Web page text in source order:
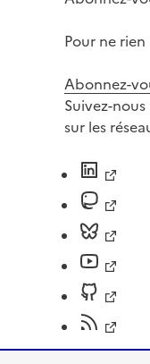
Pour ne
Abonnez-
Suivez-nous
sur les